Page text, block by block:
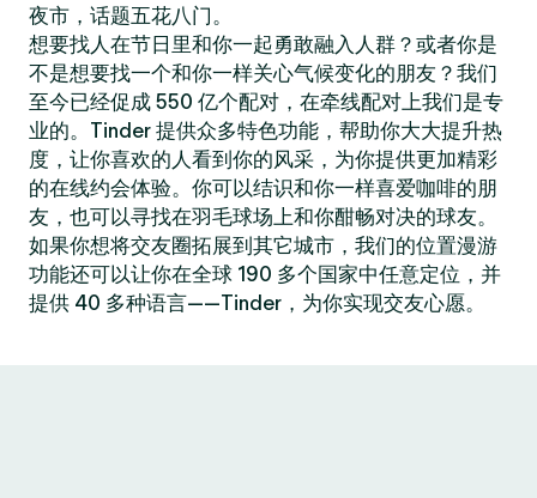
夜市，话题五花八门。
想要找人在节日里和你一起勇敢融入人群？或者你是
不是想要找一个和你一样关心气候变化的朋友？我们
至今已经促成 550 亿个配对，在牵线配对上我们是专
业的。Tinder 提供众多特色功能，帮助你大大提升热
度，让你喜欢的人看到你的风采，为你提供更加精彩
的在线约会体验。你可以结识和你一样喜爱咖啡的朋
友，也可以寻找在羽毛球场上和你酣畅对决的球友。
如果你想将交友圈拓展到其它城市，我们的位置漫游
功能还可以让你在全球 190 多个国家中任意定位，并
提供 40 多种语言——Tinder，为你实现交友心愿。